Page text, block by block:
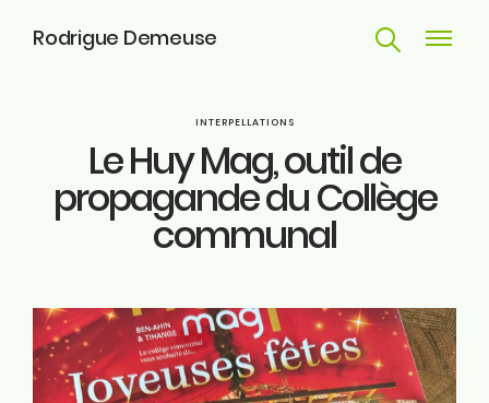
Rodrigue Demeuse
Parcours
Engagements
Actualités
Huy
Contact
INTERPELLATIONS
Le Huy Mag, outil de
propagande du Collège
communal